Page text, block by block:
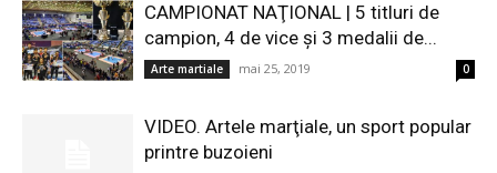
CAMPIONAT NAŢIONAL | 5 titluri de
campion, 4 de vice şi 3 medalii de...
Arte martiale mai 25, 2019 0
VIDEO. Artele marţiale, un sport popular
printre buzoieni